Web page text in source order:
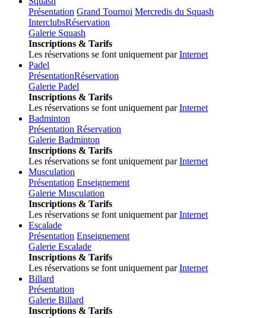
Présentation Grand Tournoi Mercredis du Squash
InterclubsRéservation
Galerie Squash
Inscriptions & Tarifs
Les réservations se font uniquement parInternet
Padel
PrésentationRéservation
Galerie Padel
Inscriptions & Tarifs
Les réservations se font uniquement parInternet
Badminton
Présentation Réservation
Galerie Badminton
Inscriptions & Tarifs
Les réservations se font uniquement parInternet
Musculation
Présentation Enseignement
Galerie Musculation
Inscriptions & Tarifs
Les réservations se font uniquement parInternet
Escalade
Présentation Enseignement
Galerie Escalade
Inscriptions & Tarifs
Les réservations se font uniquement parInternet
Billard
Présentation
Galerie Billard
Inscriptions & Tarifs